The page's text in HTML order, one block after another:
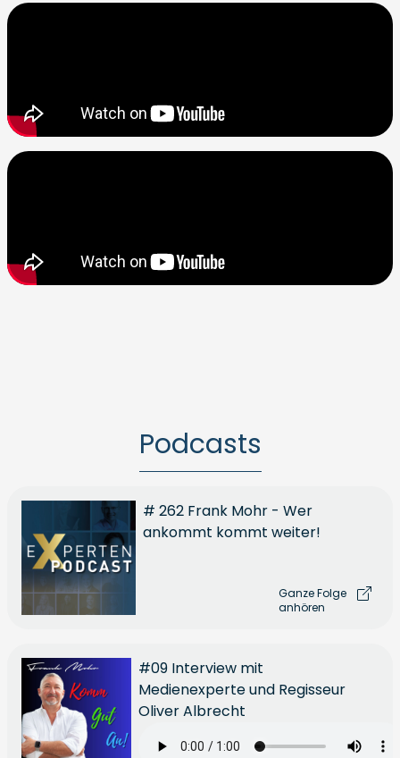
Podcasts
# 262 Frank Mohr - Wer
ankommt kommt weiter!
Ganze Folge
anhören
#09 Interview mit
Medienexperte und Regisseur
Oliver Albrecht